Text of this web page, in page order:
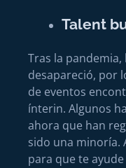
Talent
Tras la pandemia,
desapareció, por
de eventos
ínterin. Algunos
ahora que han
sido una minoría.
para que te